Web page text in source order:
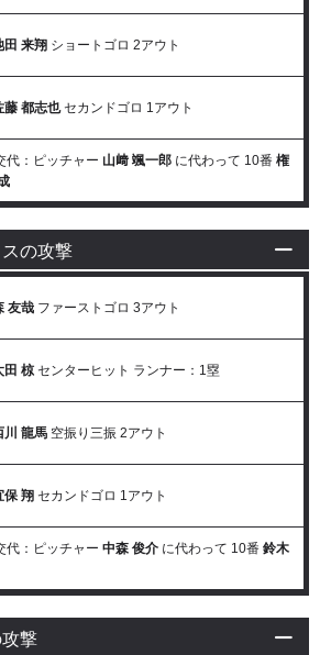
田 来翔 ショートゴロ 2アウト
藤 都志也セカンドゴロ 1アウト
代：ピッチャー 山﨑 颯一郎 に代わって 10番 権
の攻撃
友哉 ファーストゴロ 3アウト
田 椋 センターヒット ランナー：1塁
川 龍馬 空振り三振 2アウト
保 翔 セカンドゴロ 1アウト
代：ピッチャー 中森 俊介 に代わって 10番 鈴木
撃